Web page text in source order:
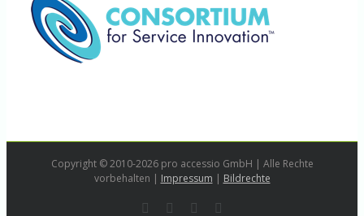
Copyright © 2010-2026 pro accessio GmbH | Alle Rechte
vorbehalten | Impressum | Bildrechte
LinkedInInstagram